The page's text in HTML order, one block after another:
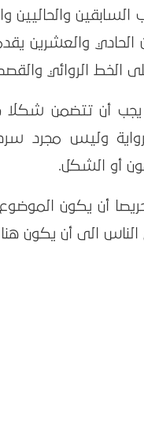
السابقين والحاليين
الحادي والعشرين
الخط الروائي
يجب أن تتضمن
وليس مجرد
أو الشكل.
أن يكون
الى أن يكون